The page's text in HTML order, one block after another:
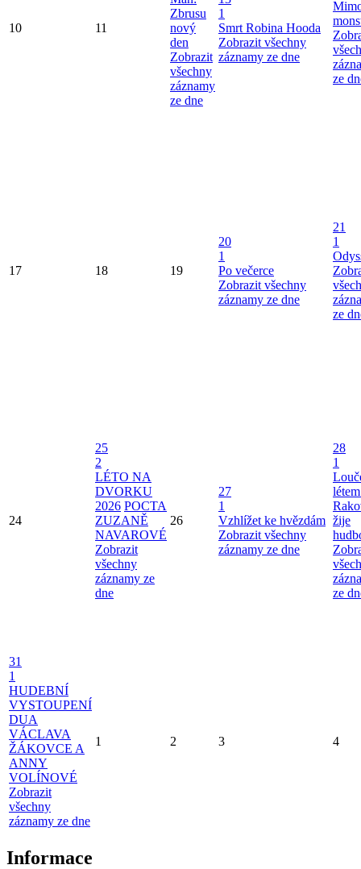
10 11
Zbrusu
nový
den
Zobrazit
všechny
záznamy
ze dne
1
Smrt Robina Hooda
Zobrazit všechny
záznamy ze dne
ze
17 18 19
20
1
Po večerce
Zobrazit všechny
záznamy ze dne
21
1
ze
24
25
2
LÉTO NA
DVORKU
2026 POCTA
ZUZANĚ
NAVAROVÉ
Zobrazit
všechny
záznamy ze
dne
26
27
1
Vzhlížet ke hvězdám
Zobrazit všechny
záznamy ze dne
28
1
žije
ze
31
1
HUDEBNÍ
VYSTOUPENÍ
DUA
VÁCLAVA
ŽÁKOVCE A
ANNY
VOLÍNOVÉ
Zobrazit
všechny
záznamy ze dne
1 2 3 4
Informace